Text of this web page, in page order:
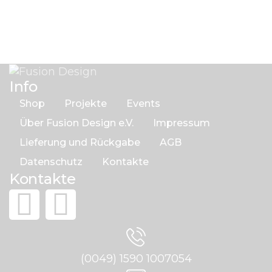
Info
Shop Projekte
Events
Über Fusion Design e.V.
Impressum
Lieferung und Rückgabe
AGB
Datenschutz
Kontakte
Kontakte
(0049) 1590 1007054